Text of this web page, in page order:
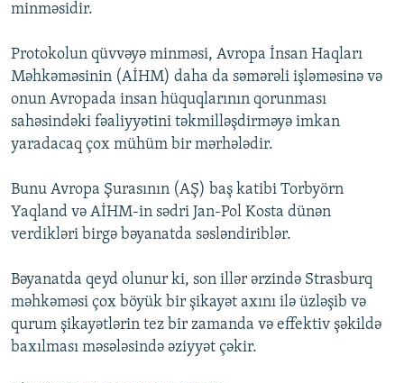
minməsidir.
Protokolun qüvvəyə minməsi, Avropa İnsan Haqları
Məhkəməsinin (AİHM) daha da səmərəli işləməsinə və
onun Avropada insan hüquqlarının qorunması
sahəsindəki fəaliyyətini təkmilləşdirməyə imkan
yaradacaq çox mühüm bir mərhələdir.
Bunu Avropa Şurasının (AŞ) baş katibi Torbyörn
Yaqland və AİHM-in sədri Jan-Pol Kosta dünən
verdikləri birgə bəyanatda səsləndiriblər.
Bəyanatda qeyd olunur ki, son illər ərzində Strasburq
məhkəməsi çox böyük bir şikayət axını ilə üzləşib və
qurum şikayətlərin tez bir zamanda və effektiv şəkildə
baxılması məsələsində əziyyət çəkir.